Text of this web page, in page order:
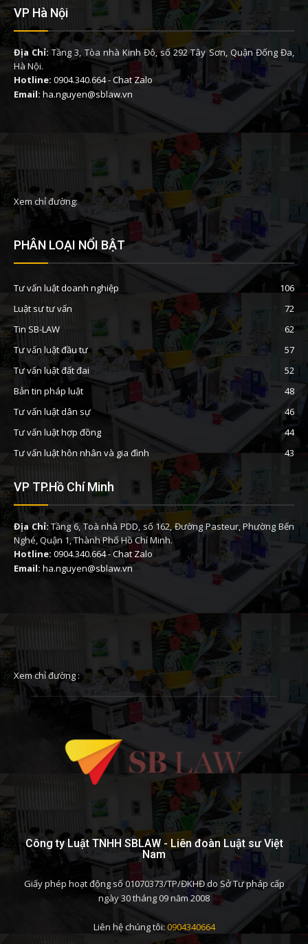
VP Hà Nội
Địa Chỉ: Tầng 3, Tòa nhà Kinh Đô, số 292 Tây Sơn, Quận Đống Đa,
Hà Nội.
Hotline: 0904.340.664-Chat Zalo
Email: ha.nguyen@sblaw.vn
Xem chỉ đường:
PHÂN LOẠI NỔI BẬT
Tư vấn luật doanh nghiệp
106
Luật sư tư vấn
72
Tin SB-LAW
62
Tư vấn luật đầu tư
57
Tư vấn luật đất đai
52
Bản tin pháp luật
48
Tư vấn luật dân sự
46
Tư vấn luật hợp đồng
44
Tư vấn luật hôn nhân và gia đình
43
VP TP.Hồ Chí Minh
Địa Chỉ:Tầng 6, Toà nhà PDD, số 162, Đường Pasteur, Phường Bến
Nghé, Quận 1, Thành Phố Hồ Chí Minh.
Hotline: 0904.340.664-Chat Zalo
Email: ha.nguyen@sblaw.vn
Xem chỉ đường :
Công ty Luật TNHH SBLAW - Liên đoàn Luật sư Việt
Nam
Giấy phép hoạt động số 01070373/TP/ĐKHĐ do Sở Tư pháp cấp
ngày 30 tháng 09 năm 2008
Liên hệ chúng tôi: 0904340664